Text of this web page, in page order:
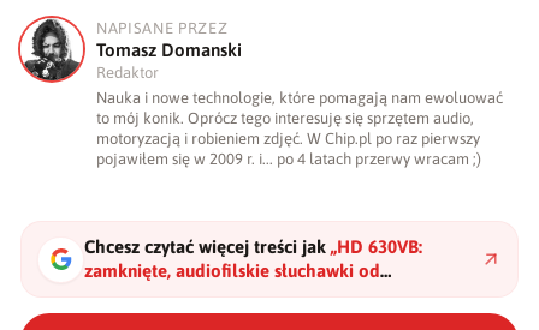
T
NAPISANE PRZEZ
Tomasz Domanski
Redaktor
Nauka i nowe technologie, które pomagają nam ewoluować
to mój konik. Oprócz tego interesuję się sprzętem audio,
motoryzacją i robieniem zdjęć. W Chip.pl po raz pierwszy
pojawiłem się w 2009 r. i... po 4 latach przerwy wracam ;)
Chcesz czytać więcej treści jak „HD 630VB:
zamknięte, audiofilskie słuchawki od
Sennheisera"?